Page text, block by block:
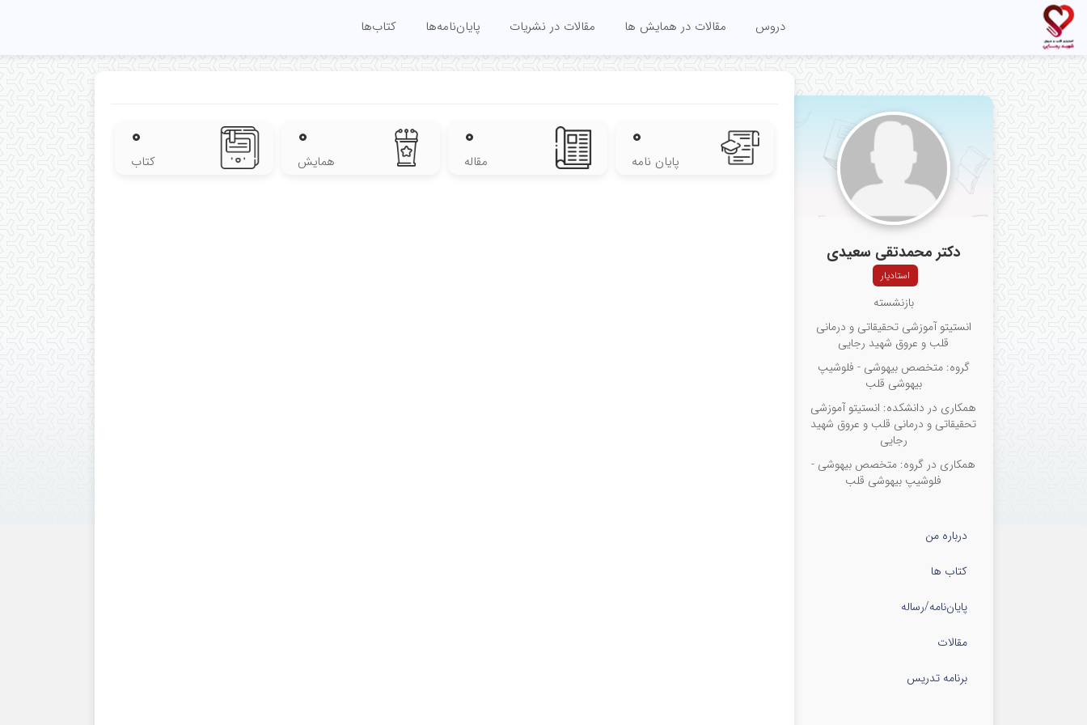
دروس مقالات در همایش ها مقالات در نشریات پایان‌نامه‌ها کتاب‌ها
دکتر محمدتقی سعیدی
استادیار
بازنشسته
انستیتو آموزشی تحقیقاتی و درمانی
قلب و عروق شهید رجایی
گروه: متخصص بیهوشی - فلوشیپ
بیهوشی قلب
همکاری در دانشکده: انستیتو آموزشی
تحقیقاتی و درمانی قلب و عروق شهید
رجایی
همکاری در گروه: متخصص بیهوشی -
فلوشیپ بیهوشی قلب
درباره من
کتاب ها
پایان‌نامه‌/رساله
مقالات
برنامه تدریس
۰
پایان نامه
۰
مقاله
۰
همایش
۰
کتاب